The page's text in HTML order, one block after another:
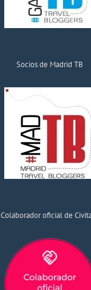
Socios de Madrid TB
Colaborador oficial de